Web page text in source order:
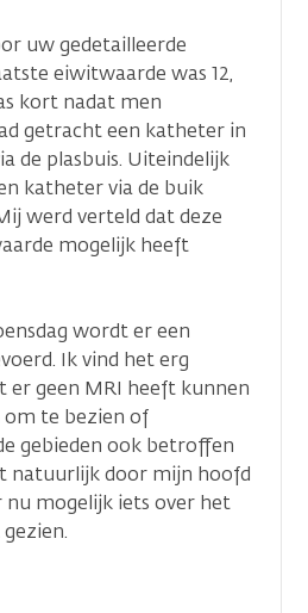
uw gedetailleerde
eiwitwaarde was 12,
kort nadat men
getracht een katheter in
de plasbuis. Uiteindelijk
katheter via de buik
werd verteld dat deze
mogelijk heeft
wordt er een
Ik vind het erg
er geen MRI heeft kunnen
om te bezien of
gebieden ook betroffen
natuurlijk door mijn hoofd
nu mogelijk iets over het